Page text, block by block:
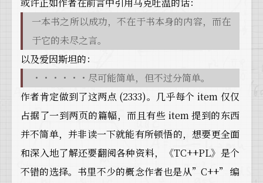
一本书之所以成功，不在于书本身的内容，而在
于它的未尽之言。
以及爱因斯坦的：
・・・・・・尽可能简单，但不过分简单。
作者肯定做到了这两点 (2333)。几乎每个 item 仅仅
占据了一到两页的篇幅，而且有些 item 提到的东西
并不简单，并非读一下就能有所顿悟的，想要更全面
和深入地了解还要翻阅各种资料，《TC++PL》是个
不错的选择。书里不少的概念作者也是从”C++” 编